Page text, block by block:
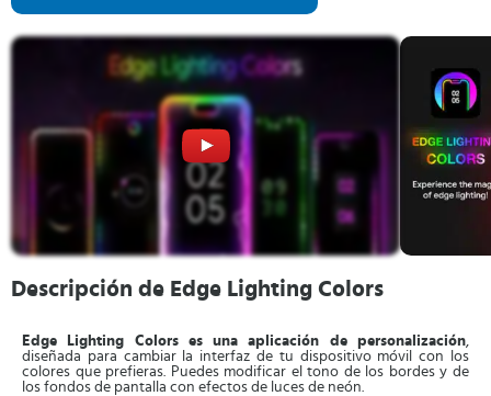
Descripción de Edge Lighting Colors
Edge Lighting Colors es una aplicación de personalización,
diseñada para cambiar la interfaz de tu dispositivo móvil con los
colores que prefieras. Puedes modificar el tono de los bordes y de
los fondos de pantalla con efectos de luces de neón.